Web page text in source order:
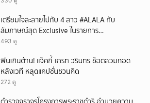
เตรียมใจละลายไปกับ 4 สาว #ALALA กับ
สัมภาษณ์สุด Exclusive ในรายการ
#POPCORNER เร็ว ๆ นี้ที่ #LINETODAYPOP
493 ดู
ฟินเกินต้าน! แจ็คกี้-เกรท วรินทร ช็อตสวมกอด
หลังเวที หลุดแคปชั่นชวนคิด
272 ดู